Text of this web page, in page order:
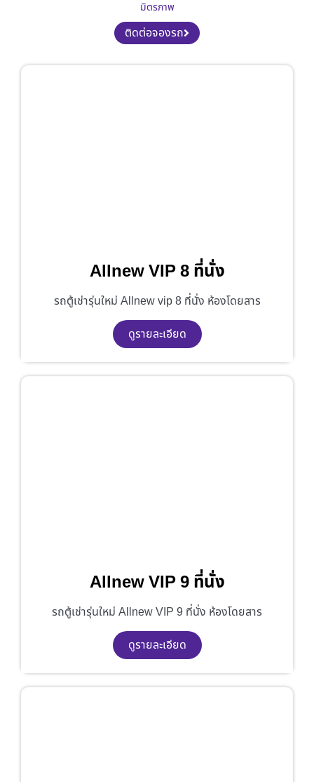
มิตรภาพ
ติดต่อจองรถ
Allnew VIP 8 ที่นั่ง
รถตู้เช่ารุ่นใหม่ Allnew vip 8 ที่นั่ง ห้องโดยสาร
ดูรายละเอียด
Allnew VIP 9 ที่นั่ง
รถตู้เช่ารุ่นใหม่ Allnew VIP 9 ที่นั่ง ห้องโดยสาร
ดูรายละเอียด